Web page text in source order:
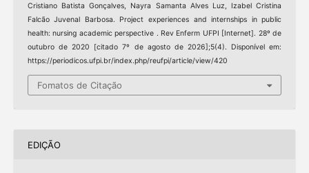
Cristiano Batista Gonçalves, Nayra Samanta Alves Luz, Izabel Cristina
Falcão Juvenal Barbosa. Project experiences and internships in public
health: nursing academic perspective . Rev Enferm UFPI [Internet]. 28º de
outubro de 2020 [citado 7º de agosto de 2026];5(4). Disponível em:
https://periodicos.ufpi.br/index.php/reufpi/article/view/420
Fomatos de Citação
EDIÇÃO